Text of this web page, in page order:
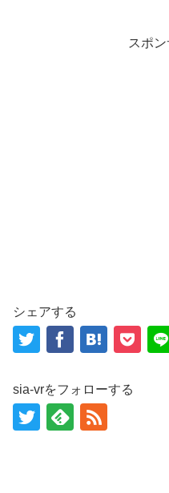
スポ
シェアする
sia-vrをフォローする